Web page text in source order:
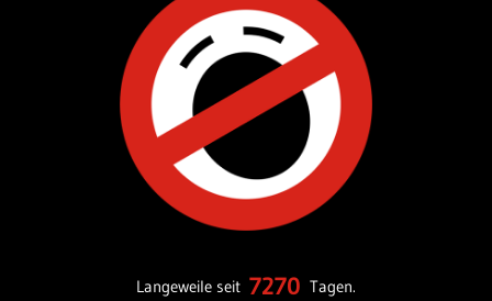
Langeweile seit 7270 Tagen.